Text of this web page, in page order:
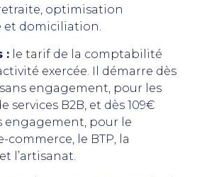
optimisation
et domiciliation.
: le tarif de la comptabilité
exercée. Il démarre dès
sans engagement, pour les
services B2B, et dès 109€
engagement, pour le
commerce, le BTP, la
l’artisanat.